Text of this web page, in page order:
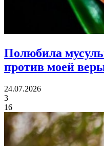
Полюбила
против моей
24.07.2026
3
16